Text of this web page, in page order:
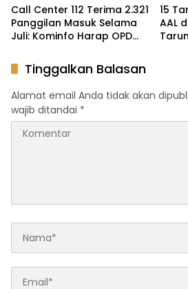
Call Center 112 Terima 2.321
Panggilan Masuk Selama
Juli: Kominfo Harap OPD
15
AAL
Tinggalkan Balasan
Alamat email Anda tidak akan
wajib ditandai *